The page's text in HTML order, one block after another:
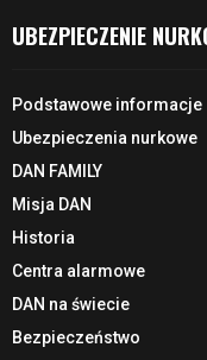
UBEZPIECZENIE
Podstawowe informacje
Ubezpieczenia nurkowe
DAN FAMILY
Misja DAN
Historia
Centra alarmowe
DAN na świecie
Bezpieczeństwo